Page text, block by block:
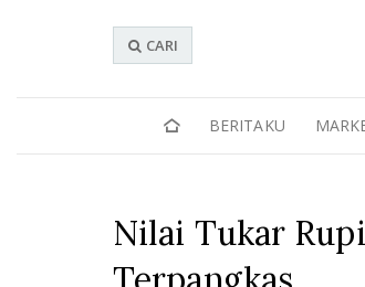
CARI
BERITAKU
Nilai Tukar